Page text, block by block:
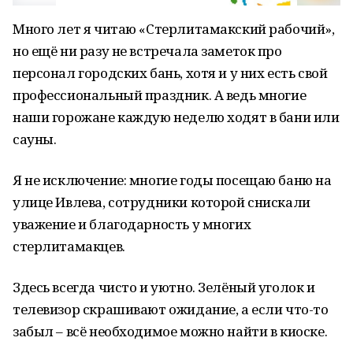
Много лет я читаю «Стерлитамакский рабочий»,
но ещё ни разу не встречала заметок про
персонал городских бань, хотя и у них есть свой
профессиональный праздник. А ведь многие
наши горожане каждую неделю ходят в бани или
сауны.
Я не исключение: многие годы посещаю баню на
улице Ивлева, сотрудники которой снискали
уважение и благодарность у многих
стерлитамакцев.
Здесь всегда чисто и уютно. Зелёный уголок и
телевизор скрашивают ожидание, а если что-то
забыл – всё необходимое можно найти в киоске.